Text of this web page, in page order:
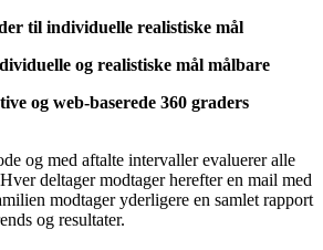
til individuelle realistiske mål
og realistiske mål målbare
og web-baserede 360 graders
og med aftalte intervaller evaluerer alle
deltager modtager herefter en mail med
modtager yderligere en samlet rapport
og resultater.